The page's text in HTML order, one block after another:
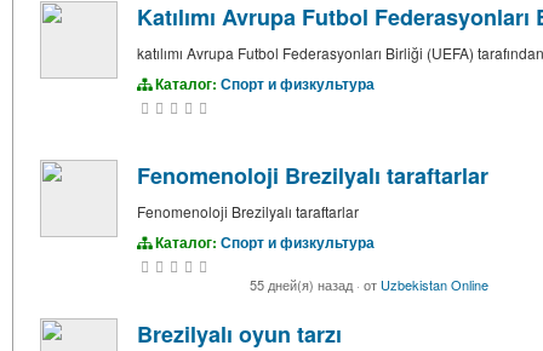
Katılımı Avrupa Futbol
katılımı Avrupa Futbol Federasyonları Birliği (UEFA)
Каталог: Спорт и физкультура
Fenomenoloji Brezilyalı taraftarlar
Fenomenoloji Brezilyalı taraftarlar
Каталог: Спорт и физкультура
55 дней(я) назад · от Uzbekistan Online
Brezilyalı oyun tarzı